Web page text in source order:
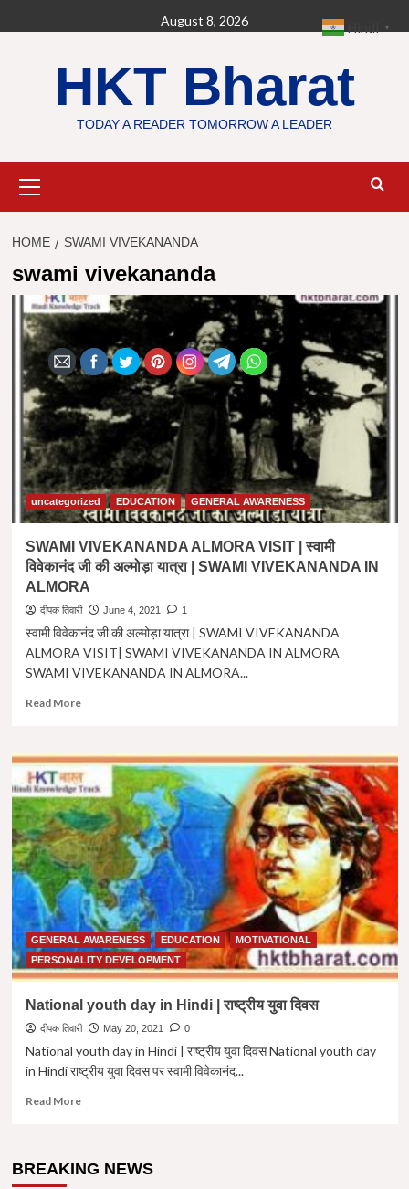
to
August 8, 2026
HKT Bharat
TODAY A READER TOMORROW A LEADER
Menu
HOME SWAMI VIVEKANANDA
swami vivekananda
uncategorized EDUCATION GENERAL AWARENESS
SWAMI VIVEKANANDA ALMORA VISIT | स्वामी
विवेकानंद जी की अल्मोड़ा यात्रा | SWAMI VIVEKANANDA IN
ALMORA
दीपक तिवारी June 4, 2021 1
स्वामी विवेकानंद जी की अल्मोड़ा यात्रा | SWAMI VIVEKANANDA
ALMORA VISIT| SWAMI VIVEKANANDA IN ALMORA
SWAMI VIVEKANANDA IN ALMORA...
Read MoreRead
SWAMI
VIVEKANANDA
ALMORA
VISIT
|
स्वामी
विवेकानंद
जी
की
अल्मोड़ा
यात्रा
|
SWAMI
VIVEKANANDA
ALMORA
GENERAL AWARENESS EDUCATION
MOTIVATIONAL
PERSONALITY DEVELOPMENT
National youth day in Hindi | राष्ट्रीय युवा दिवस
दीपक तिवारी May 20, 2021 0
National youth day in Hindi | राष्ट्रीय युवा दिवस National youth day
in Hindi राष्ट्रीय युवा दिवस पर स्वामी विवेकानंद...
Read MoreRead
youth
BREAKING NEWS
▼